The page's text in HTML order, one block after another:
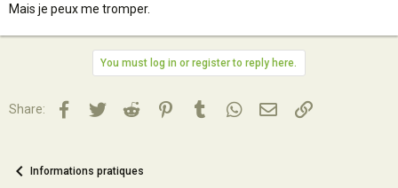
Mais je peux me tromper.
You must log in or register to reply here.
Share: Facebook
TwitterReddit PinterestTumblrWhatsApp
Email Lien
Informations pratiques